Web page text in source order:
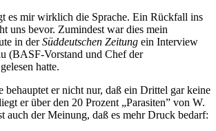
es mir wirklich die Sprache. Ein Rückfall ins
uns bevor. Zumindest war dies mein
in derSüddeutschen Zeitung ein Interview
(BASF-Vorstand und Chef der
hatte.
behauptet er nicht nur, daß ein Drittel gar keine
er über den 20 Prozent „Parasiten” von W.
auch der Meinung, daß es mehr Druck bedarf: